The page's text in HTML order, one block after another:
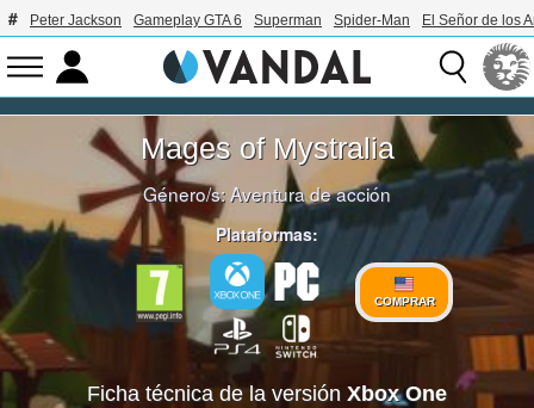
Peter Jackson Gameplay GTA 6 Superman Spider-Man El Señor de los
Mages of Mystralia
Género/s:Aventura de acción
Plataformas:
COMPRAR
Ficha técnica de la versión Xbox One